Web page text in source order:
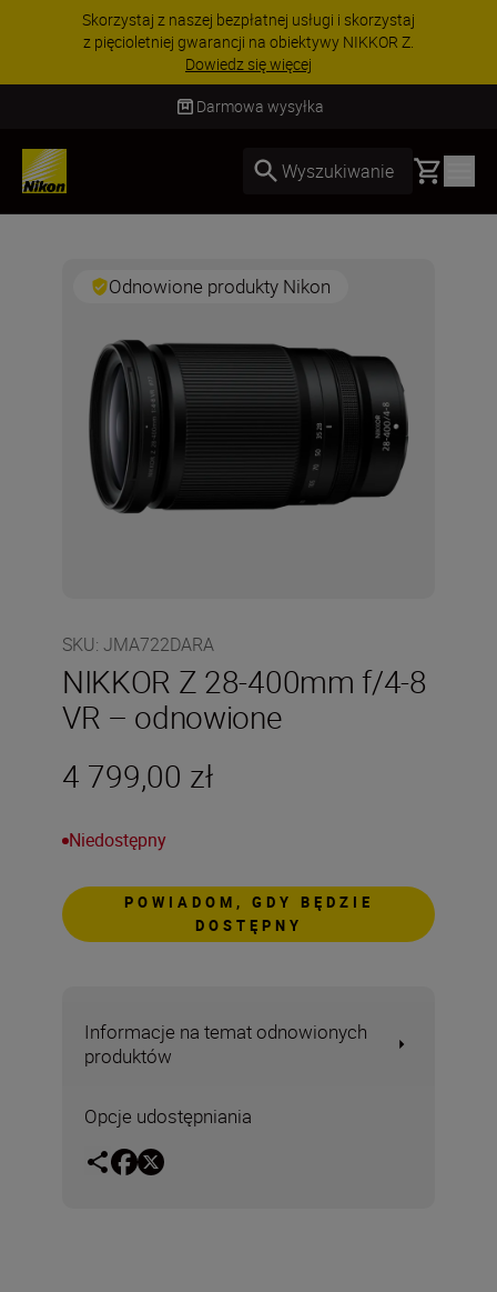
Skorzystaj z naszej bezpłatnej usługi i skorzystaj
z pięcioletniej gwarancji na obiektywy NIKKOR Z.
Dowiedz się więcej
Darmowa wysyłka
Wyszukiwanie Basket
Odnowione produkty Nikon
SKU: JMA722DARA
NIKKOR Z 28-400mm f/4-8
VR – odnowione
4 799,00 zł
Niedostępny
POWIADOM, GDY BĘDZIE
DOSTĘPNY
Informacje na temat odnowionych
produktów
Opcje udostępniania